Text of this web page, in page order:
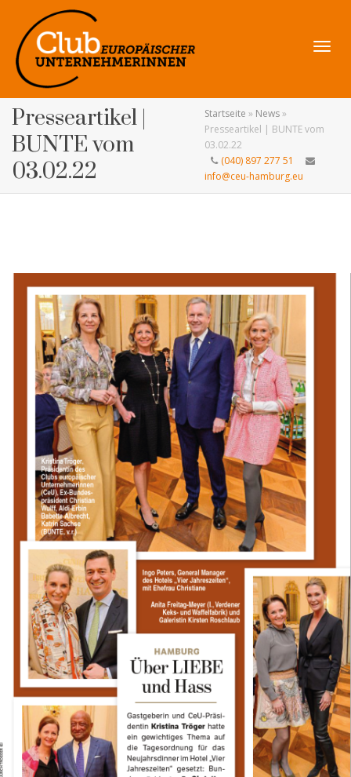
Presseartikel |
BUNTE vom
03.02.22
Startseite » News»
Presseartikel | BUNTE vom
03.02.22
(040) 897 277 51
info@ceu-hamburg.eu